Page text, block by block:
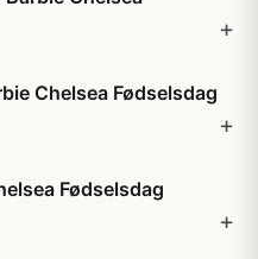
Chelsea Fødselsdag
Fødselsdag